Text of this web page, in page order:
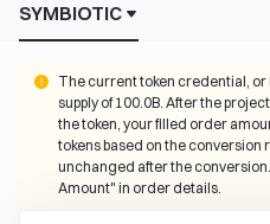
SYMBIOTIC
The current token credential, or
supply of 100.0B. After the
the token, your filled order
tokens based on the
unchanged after the
Amount" in order details.